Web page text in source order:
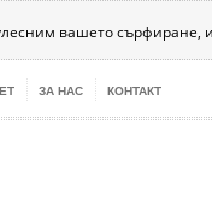
вашето
ЗА НАС КОНТАКТ